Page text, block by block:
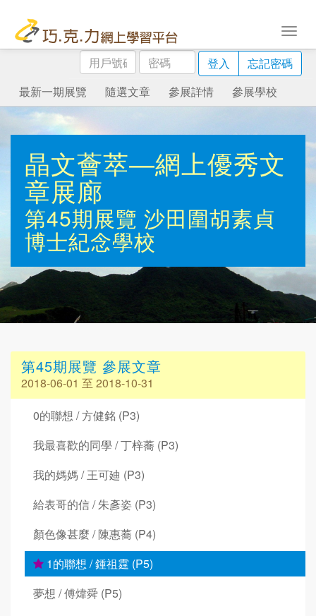
用
戶
號
碼
密
碼
登入
忘記密碼
最新一期展覽
隨選文章 參展詳情 參展學校
晶文薈萃—網上優秀文
章展廊
第45期展覽 沙田圍胡素貞
博士紀念學校
第45期展覽 參展文章
2018-06-01 至 2018-10-31
0的聯想 / 方健銘 (P3)
我最喜歡的同學 / 丁梓蕎 (P3)
我的媽媽 / 王可廸 (P3)
給表哥的信 / 朱彥姿 (P3)
顏色像甚麼 / 陳惠蕎 (P4)
1的聯想 / 鍾祖霆 (P5)
夢想 / 傅煒舜 (P5)